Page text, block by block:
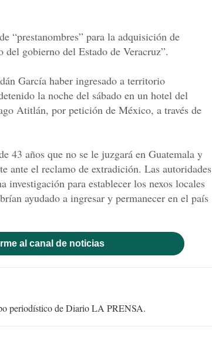
“prestanombres” para la adquisición de
gobierno del Estado de Veracruz”.
García haber ingresado a territorio
la noche del sábado en un hotel del
Atitlán, por petición de México, a través de
43 años que no se le juzgará en Guatemala y
ante el reclamo de extradición. Las autoridades
investigación para establecer los nexos locales
ayudado a ingresar y permanecer en el país
al canal de noticias
periodístico de Diario LA PRENSA.